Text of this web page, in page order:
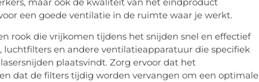
een goede ventilatie in de ruimte waar je werkt.
rook die vrijkomen tijdens het snijden snel en effectief
en andere ventilatieapparatuur die specifiek
plaatsvindt. Zorg ervoor dat het
dat de filters tijdig worden vervangen om een optimale